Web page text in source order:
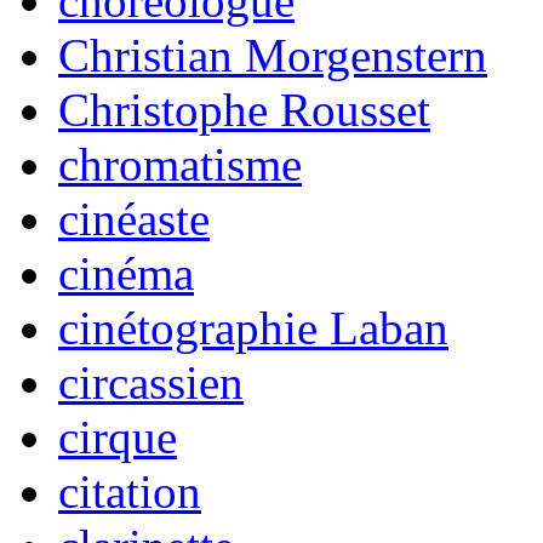
Christian Morgenstern
Christophe Rousset
chromatisme
cinéaste
cinéma
cinétographie Laban
circassien
cirque
citation